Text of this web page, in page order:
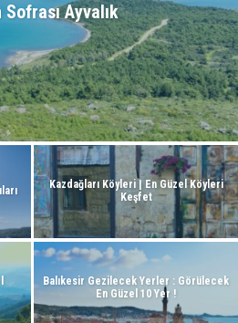
Ayvalık
Kazdağları Köyleri | En Güzel Köyleri
Keşfet
Balıkesir Gezilecek Yerler : Görülecek
En Güzel 10 Yer !